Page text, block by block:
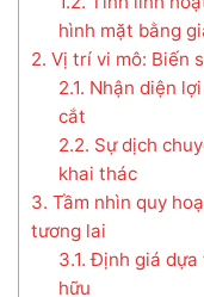
hình mặt bằng
2. Vị trí vi mô: Biến
2.1. Nhận diện
cắt
2.2. Sự dịch
khai thác
3. Tầm nhìn quy
tương lai
3.1. Định giá
hữu